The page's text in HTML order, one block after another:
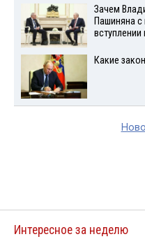
Зачем
Пашиняна
вступлении
Какие
Интересное за неделю